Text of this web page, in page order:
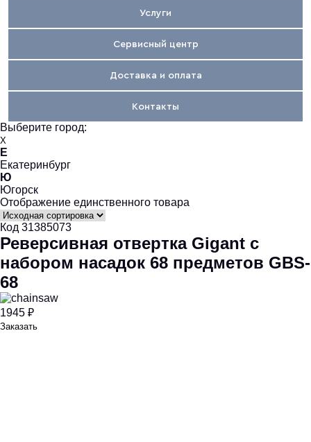
Услуги
Сервисный центр
Доставка и оплата
Контакты
Выберите город:
X
Е
Екатеринбург
Ю
Югорск
Отображение единственного товара
Код 31385073
Реверсивная отвертка Gigant с
набором насадок 68 предметов GBS-
68
1945 ₽
Заказать